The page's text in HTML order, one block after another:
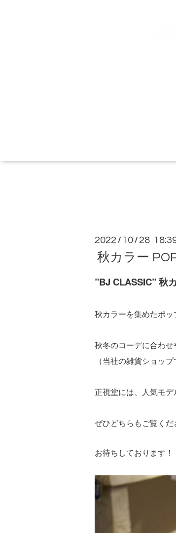
2022 / 10 / 28
秋カラー
”BJ CLASSIC” 秋
秋カラーを集めたポ
秋冬のコーデに合わせ
（当社の雑貨ショッ
正視堂には、人気モデ
ぜひどちらもご覧くだ
お待ちしております！